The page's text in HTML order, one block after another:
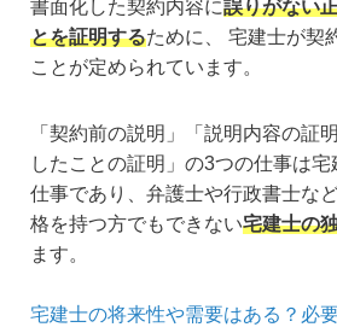
書面化した契約内容に誤りがない
とを証明するために、 宅建士が契
ことが定められています。
「契約前の説明」「説明内容の証
したことの証明」の3つの仕事は
仕事であり、弁護士や行政書士な
格を持つ方でもできない宅建士の
ます。
宅建士の将来性や需要はある？必